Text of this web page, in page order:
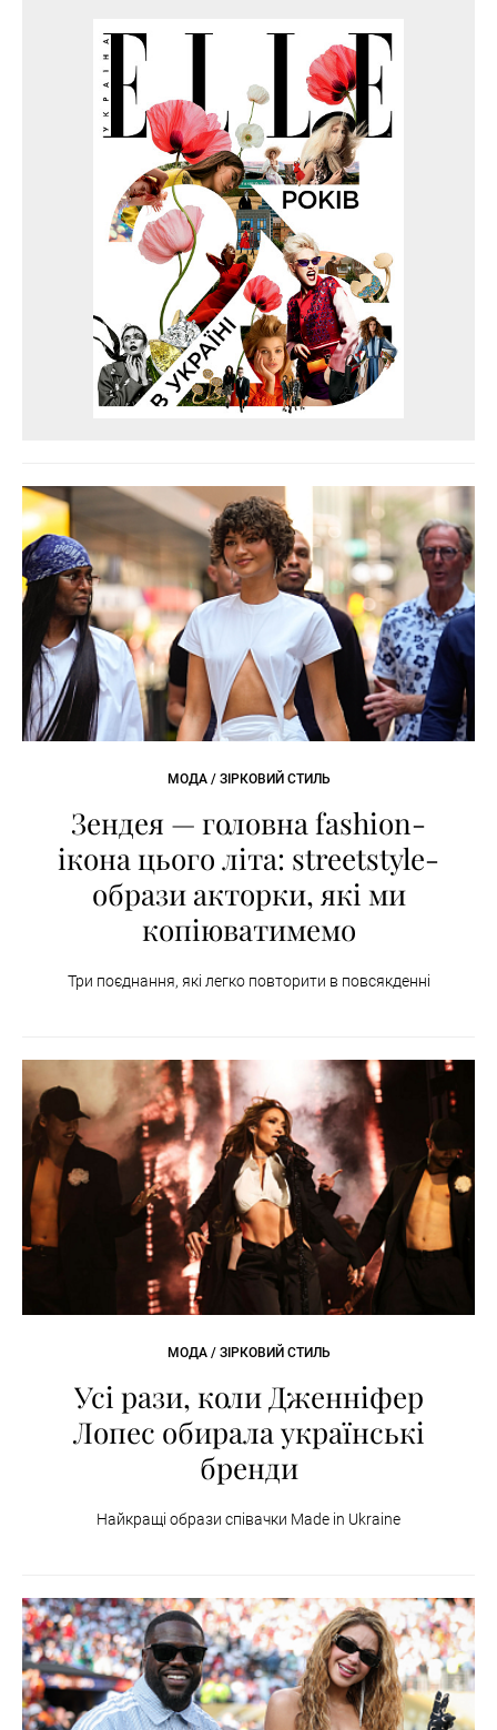
МОДА / ЗІРКОВИЙ СТИЛЬ
Зендея — головна fashion-
ікона цього літа: streetstyle-
образи акторки, які ми
копіюватимемо
Три поєднання, які легко повторити в повсякденні
МОДА / ЗІРКОВИЙ СТИЛЬ
Усі рази, коли Дженніфер
Лопес обирала українські
бренди
Найкращі образи співачки Made in Ukraine